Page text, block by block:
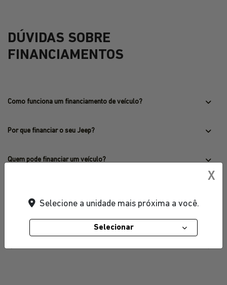
DÚVIDAS SOBRE
FINANCIAMENTOS
Como funciona um financiamento de veículo?
Por que financiar o seu Jeep?
Quem pode financiar um veículo?
Como faço para financiar meu veículo?
Quais os benefícios em financiar seu veículo?
X
Selecione a unidade mais próxima a você.
Selecionar